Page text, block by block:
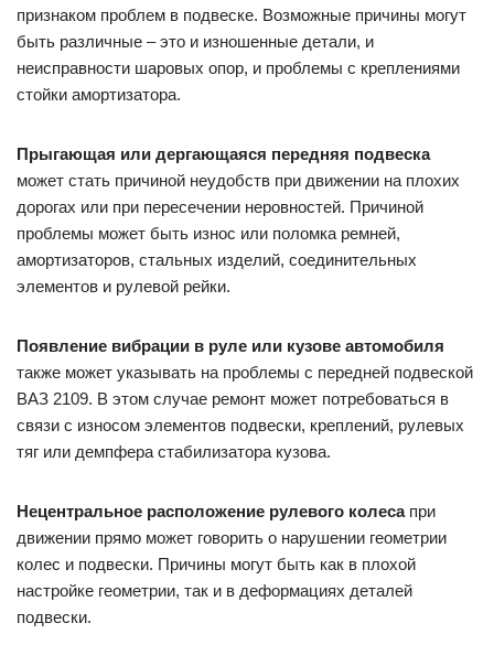
признаком проблем в подвеске. Возможные причины могут
быть различные – это и изношенные детали, и
неисправности шаровых опор, и проблемы с креплениями
стойки амортизатора.
Прыгающая или дергающаяся передняя подвеска
может стать причиной неудобств при движении на плохих
дорогах или при пересечении неровностей. Причиной
проблемы может быть износ или поломка ремней,
амортизаторов, стальных изделий, соединительных
элементов и рулевой рейки.
Появление вибрации в руле или кузове автомобиля
также может указывать на проблемы с передней подвеской
ВАЗ 2109. В этом случае ремонт может потребоваться в
связи с износом элементов подвески, креплений, рулевых
тяг или демпфера стабилизатора кузова.
Нецентральное расположение рулевого колесапри
движении прямо может говорить о нарушении геометрии
колес и подвески. Причины могут быть как в плохой
настройке геометрии, так и в деформациях деталей
подвески.